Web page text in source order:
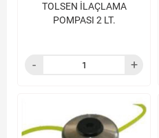
TOLSEN İLAÇLAMA
POMPASI 2 LT.